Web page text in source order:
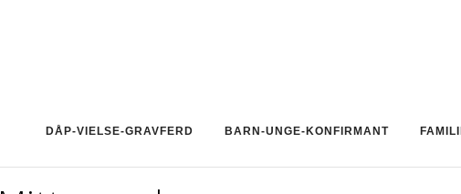
DÅP-VIELSE-GRAVFERD BARN-UNGE-KONFIRMANT